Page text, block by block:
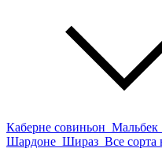
Каберне совиньон Мальбек
Шардоне Шираз Все сорта